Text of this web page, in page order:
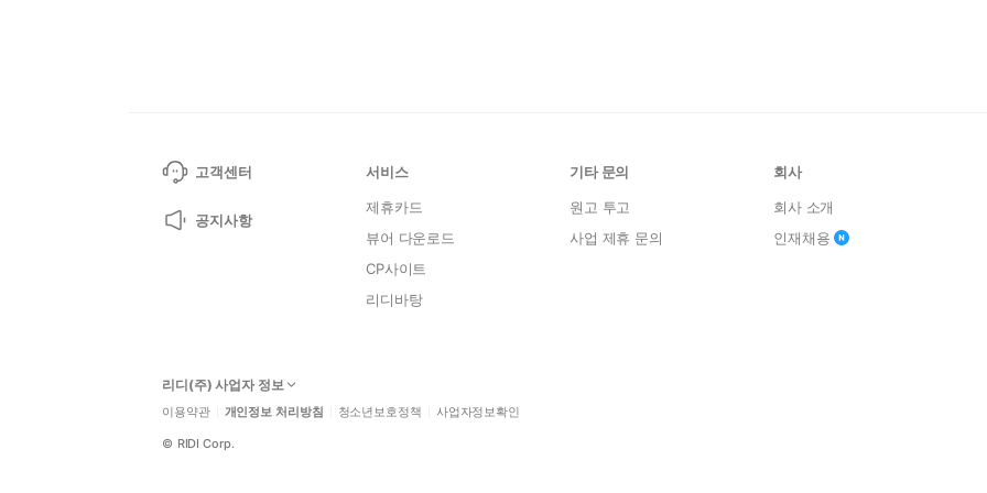
고객센터
공지사항
서비스
제휴카드
뷰어 다운로드
CP사이트
리디바탕
기타 문의
원고 투고
사업 제휴 문의
회사
회사 소개
인재채용
리디(주) 사업자 정보
이용약관 개인정보 처리방침 청소년보호정책 사업자정보확인
© RIDI Corp.